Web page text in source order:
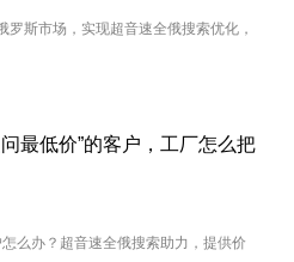
斯市场，实现超音速全俄搜索优化，
最低价”的客户，工厂怎么把
么办？超音速全俄搜索助力，提供价